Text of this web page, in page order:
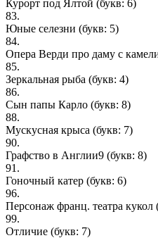
Курорт под Ялтой (букв: 6)
83.
Юные селезни (букв: 5)
84.
Опера Верди про даму с
85.
Зеркальная рыба (букв: 4)
86.
Сын папы Карло (букв: 8)
88.
Мускусная крыса (букв: 7)
90.
Графство в Англии9 (букв: 8)
91.
Гоночный катер (букв: 6)
96.
Персонаж франц. театра кукол
99.
Отличие (букв: 7)